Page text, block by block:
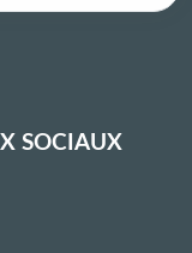
SOCIAUX